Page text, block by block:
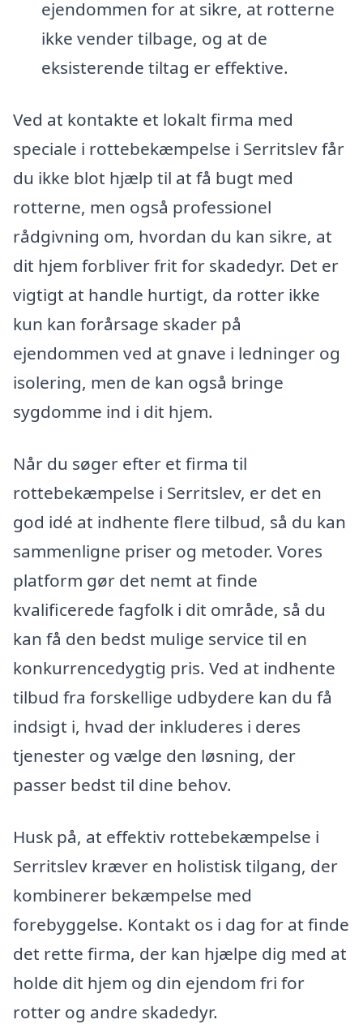
ejendommen for at sikre, at rotterne
ikke vender tilbage, og at de
eksisterende tiltag er effektive.
Ved at kontakte et lokalt firma med
speciale i rottebekæmpelse i Serritslev får
du ikke blot hjælp til at få bugt med
rotterne, men også professionel
rådgivning om, hvordan du kan sikre, at
dit hjem forbliver frit for skadedyr. Det er
vigtigt at handle hurtigt, da rotter ikke
kun kan forårsage skader på
ejendommen ved at gnave i ledninger og
isolering, men de kan også bringe
sygdomme ind i dit hjem.
Når du søger efter et firma til
rottebekæmpelse i Serritslev, er det en
god idé at indhente flere tilbud, så du kan
sammenligne priser og metoder. Vores
platform gør det nemt at finde
kvalificerede fagfolk i dit område, så du
kan få den bedst mulige service til en
konkurrencedygtig pris. Ved at indhente
tilbud fra forskellige udbydere kan du få
indsigt i, hvad der inkluderes i deres
tjenester og vælge den løsning, der
passer bedst til dine behov.
Husk på, at effektiv rottebekæmpelse i
Serritslev kræver en holistisk tilgang, der
kombinerer bekæmpelse med
forebyggelse. Kontakt os i dag for at finde
det rette firma, der kan hjælpe dig med at
holde dit hjem og din ejendom fri for
rotter og andre skadedyr.